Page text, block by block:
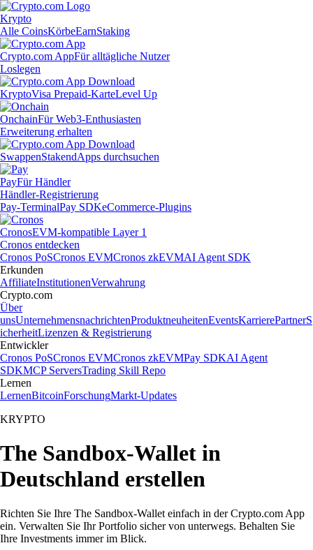
Krypto
Alle CoinsKörbeEarnStaking
Crypto.com AppFür alltägliche Nutzer
Loslegen
KryptoVisa Prepaid-KarteLevel Up
OnchainFür Web3-Enthusiasten
Erweiterung erhalten
SwappenStakendApps durchsuchen
PayFür Händler
Händler-Registrierung
Pay-TerminalPay SDKeCommerce-Plugins
CronosEVM-kompatible Layer 1
Cronos entdecken
Cronos PoSCronos EVMCronos zkEVMAI Agent SDK
Erkunden
AffiliateInstitutionenVerwahrung
Crypto.com
Über
unsUnternehmensnachrichtenProduktneuheitenEventsKarrierePartnerS
icherheitLizenzen & Registrierung
Entwickler
Cronos PoSCronos EVMCronos zkEVMPay SDKAI Agent
SDKMCP ServersTrading Skill Repo
Lernen
LernenBitcoinForschungMarkt-Updates
KRYPTO
The Sandbox-Wallet in
Deutschland erstellen
Richten Sie Ihre The Sandbox-Wallet einfach in der Crypto.com App
ein. Verwalten Sie Ihr Portfolio sicher von unterwegs. Behalten Sie
Ihre Investments immer im Blick.